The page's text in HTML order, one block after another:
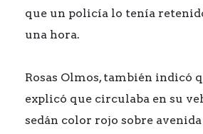
que un policía lo tenía
una hora.
Rosas Olmos, también indicó
explicó que circulaba en su
sedán color rojo sobre